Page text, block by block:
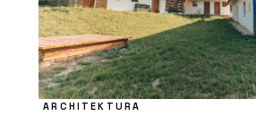
ARCHITEKTURA